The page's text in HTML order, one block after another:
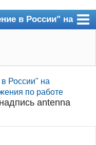
в России" на
России" на
по работе
antenna